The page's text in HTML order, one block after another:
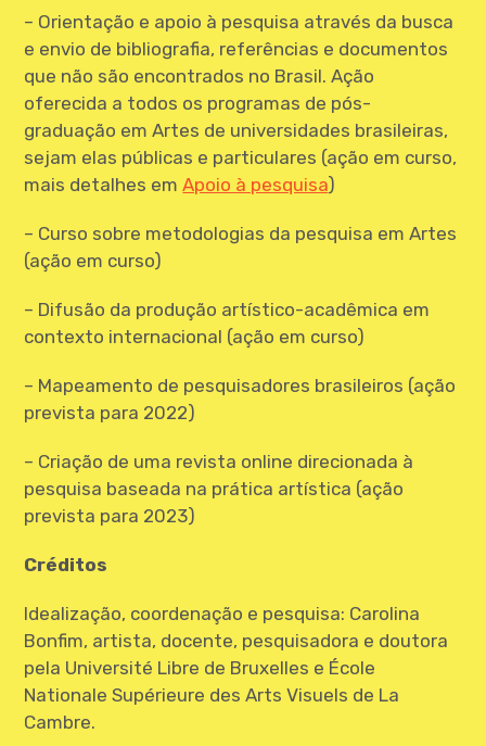
– Orientação e apoio à pesquisa através da busca
e envio de bibliografia, referências e documentos
que não são encontrados no Brasil. Ação
oferecida a todos os programas de pós-
graduação em Artes de universidades brasileiras,
sejam elas públicas e particulares (ação em curso,
mais detalhes emApoio à pesquisa)
– Curso sobre metodologias da pesquisa em Artes
(ação em curso)
– Difusão da produção artístico-acadêmica em
contexto internacional (ação em curso)
– Mapeamento de pesquisadores brasileiros (ação
prevista para 2022)
– Criação de uma revista online direcionada à
pesquisa baseada na prática artística (ação
prevista para 2023)
Créditos
Idealização, coordenação e pesquisa: Carolina
Bonfim, artista, docente, pesquisadora e doutora
pela Université Libre de Bruxelles e École
Nationale Supérieure des Arts Visuels de La
Cambre.